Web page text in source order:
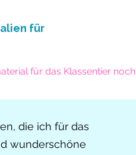
für
für das Klassentier noch
die ich für das
wunderschöne